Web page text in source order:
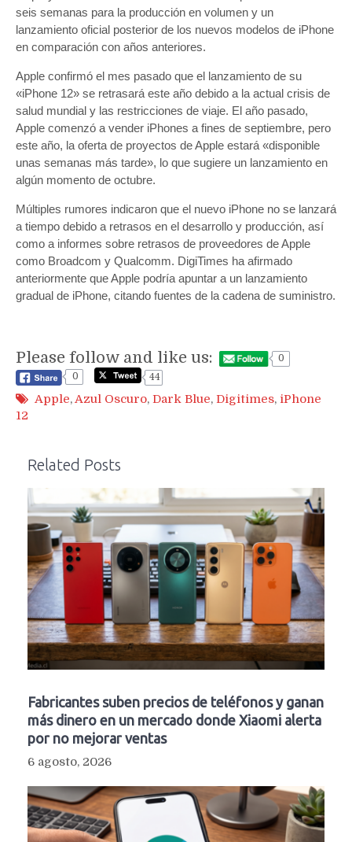
seis semanas para la producción en volumen y un
lanzamiento oficial posterior de los nuevos modelos de iPhone
en comparación con años anteriores.
Apple confirmó el mes pasado que el lanzamiento de su
«‌‌iPhone‌‌ 12» se retrasará este año debido a la actual crisis de
salud mundial y las restricciones de viaje. El año pasado,
Apple comenzó a vender iPhones a fines de septiembre, pero
este año, la oferta de proyectos de Apple estará «disponible
unas semanas más tarde», lo que sugiere un lanzamiento en
algún momento de octubre.
Múltiples rumores indicaron que el nuevo ‌‌iPhone‌‌ no se lanzará
a tiempo debido a retrasos en el desarrollo y producción, así
como a informes sobre retrasos de proveedores de Apple
como Broadcom y Qualcomm. DigiTimes ha afirmado
anteriormente que Apple podría apuntar a un lanzamiento
gradual de ‌iPhone‌, citando fuentes de la cadena de suministro.
Please follow and like us:
0
0
44
Apple,Azul Oscuro, Dark Blue, Digitimes, iPhone
12
Related Posts
Fabricantes suben precios de teléfonos y ganan
más dinero en un mercado donde Xiaomi alerta
por no mejorar ventas
6 agosto, 2026